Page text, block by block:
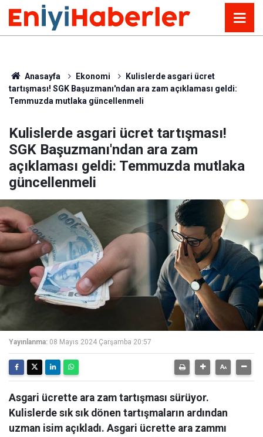
Anasayfa Ekonomi
Kulislerde asgari ücret
tartışması! SGK Başuzmanı'ndan ara zam açıklaması geldi:
Temmuzda mutlaka güncellenmeli
Kulislerde asgari ücret tartışması!
SGK Başuzmanı'ndan ara zam
açıklaması geldi: Temmuzda mutlaka
güncellenmeli
Yayınlanma: 08 Mayıs 2024 Çarşamba 20:57
Asgari ücrette ara zam tartışması sürüyor.
Kulislerde sık sık dönen tartışmaların ardından
uzman isim açıkladı. Asgari ücrette ara zammı